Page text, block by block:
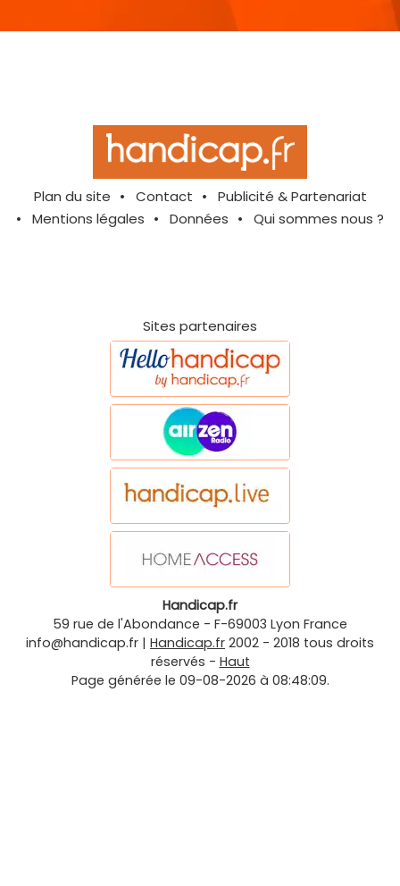
Plan du site Contact
Publicité & Partenariat
Mentions légales
Données Qui sommes nous ?
Sites partenaires
Handicap.fr
59 rue de l'Abondance - F-69003 Lyon France
info@handicap.fr | Handicap.fr 2002 - 2018 tous droits
réservés - Haut
Page générée le 09-08-2026 à 08:48:09.